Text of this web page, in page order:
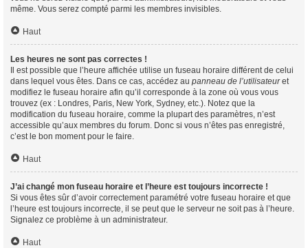
même. Vous serez compté parmi les membres invisibles.
Haut
Les heures ne sont pas correctes !
Il est possible que l’heure affichée utilise un fuseau horaire différent de celui
dans lequel vous êtes. Dans ce cas, accédez au panneau de l’utilisateuret
modifiez le fuseau horaire afin qu’il corresponde à la zone où vous vous
trouvez (ex : Londres, Paris, New York, Sydney, etc.). Notez que la
modification du fuseau horaire, comme la plupart des paramètres, n’est
accessible qu’aux membres du forum. Donc si vous n’êtes pas enregistré,
c’est le bon moment pour le faire.
Haut
J’ai changé mon fuseau horaire et l’heure est toujours incorrecte !
Si vous êtes sûr d’avoir correctement paramétré votre fuseau horaire et que
l’heure est toujours incorrecte, il se peut que le serveur ne soit pas à l’heure.
Signalez ce problème à un administrateur.
Haut